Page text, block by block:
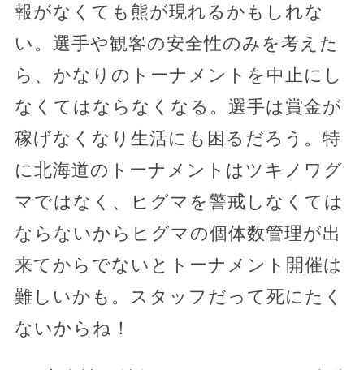
報がなくても熊が現れるかもしれな
い。選手や観客の安全性のみを考えた
ら、かなりのトーナメントを中止にし
なくてはならなくなる。選手は賞金が
稼げなくなり生活にも困るだろう。特
に北海道のトーナメントはツキノワグ
マではなく、ヒグマを警戒しなくては
ならないからヒグマの個体数管理が出
来てからでないとトーナメント開催は
難しいかも。スタッフだって死にたく
ないからね！